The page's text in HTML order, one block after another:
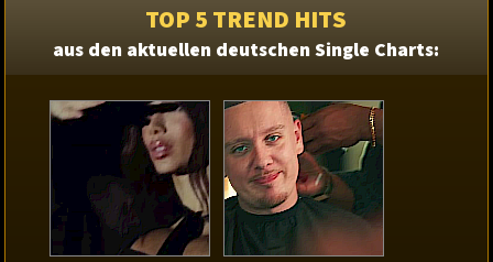
TOP 5 TREND HITS
aus den aktuellen deutschen Single Charts: